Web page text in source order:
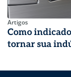
Artigos
Como
tornar sua